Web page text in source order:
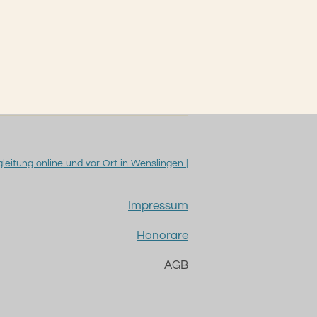
online und vor Ort in Wenslingen |
Impressum
Honorare
AGB